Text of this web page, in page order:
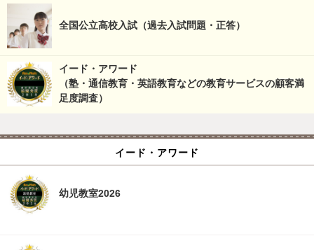
全国公立高校入試（過去入試問題・正答）
イード・アワード
（塾・通信教育・英語教育などの教育サービスの顧客満
足度調査）
イード・アワード
幼児教室2026